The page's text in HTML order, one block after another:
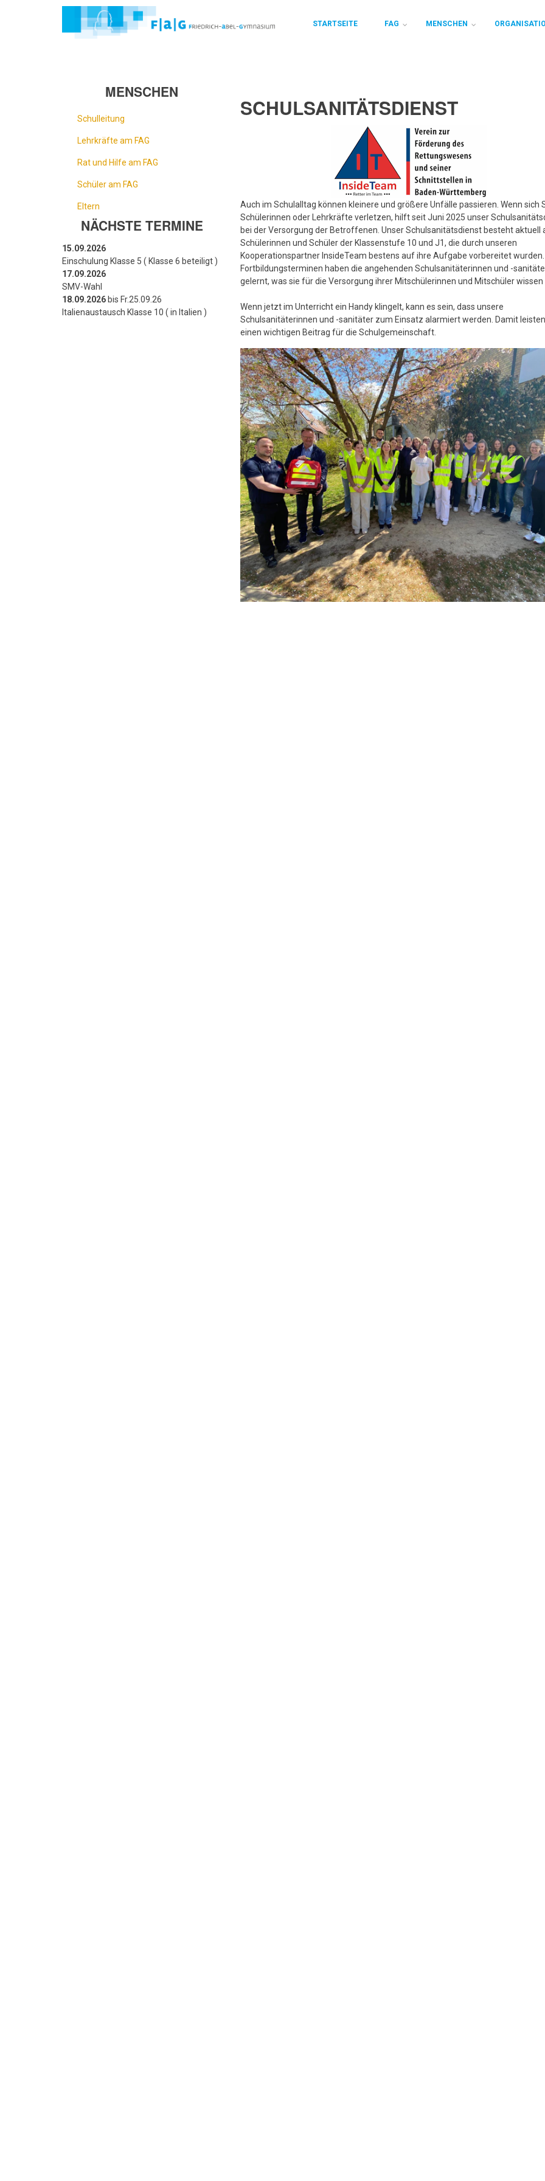
STARTSEITE FAG MENSCHEN
SCHULSANITÄTSDIENST
Auch im Schulalltag können kleinere und größere Unfälle passieren. Wenn sich
Schülerinnen oder Lehrkräfte verletzen, hilft seit Juni 2025 unser
bei der Versorgung der Betroffenen. Unser Schulsanitätsdienst besteht aktuell
Schülerinnen und Schüler der Klassenstufe 10 und J1, die durch unseren
Kooperationspartner InsideTeam bestens auf ihre Aufgabe vorbereitet wurden.
Fortbildungsterminen haben die angehenden Schulsanitäterinnen und -
gelernt, was sie für die Versorgung ihrer Mitschülerinnen und Mitschüler wissen
Wenn jetzt im Unterricht ein Handy klingelt, kann es sein, dass unsere
Schulsanitäterinnen und -sanitäter zum Einsatz alarmiert werden. Damit
einen wichtigen Beitrag für die Schulgemeinschaft.
MENSCHEN
Schulleitung
Lehrkräfte am FAG
Rat und Hilfe am FAG
Schüler am FAG
Eltern
NÄCHSTE TERMINE
15.09.2026
Einschulung Klasse 5 ( Klasse 6 beteiligt )
17.09.2026
SMV-Wahl
18.09.2026 bis Fr.25.09.26
Italienaustausch Klasse 10 ( in Italien )